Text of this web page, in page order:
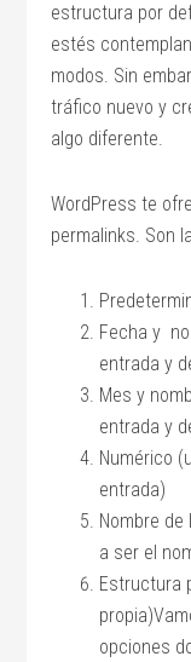
estructura por
estés
modos. Sin
tráfico nuevo y
algo diferente.
WordPress te
permalinks. Son
Fecha y
entrada y
Mes y
entrada y
Numérico
entrada)
Nombre
a ser el
Estructura
opciones